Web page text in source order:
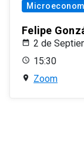
Felipe
2 de
15:30
Zoom